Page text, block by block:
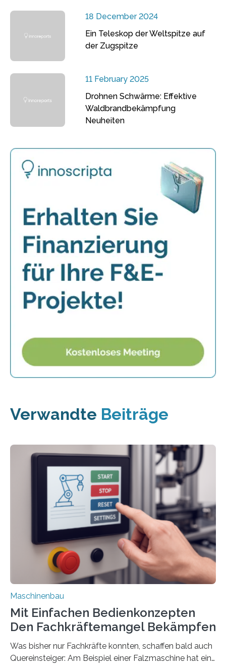
18 December 2024
Ein Teleskop der Weltspitze auf
der Zugspitze
11 February 2025
Drohnen Schwärme: Effektive
Waldbrandbekämpfung
Neuheiten
Verwandte Beiträge
Maschinenbau
Mit Einfachen Bedienkonzepten
Den Fachkräftemangel Bekämpfen
Was bisher nur Fachkräfte konnten, schaffen bald auch
Quereinsteiger: Am Beispiel einer Falzmaschine hat ein